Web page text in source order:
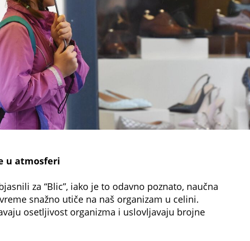
u atmosferi
za “Blic”, iako je to odavno poznato, naučna
snažno utiče na naš organizam u celini.
osetljivost organizma i uslovljavaju brojne